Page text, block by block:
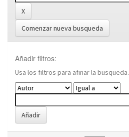
Comenzar nueva busqueda
Añadir filtros:
Usa los filtros para afinar la busqueda.